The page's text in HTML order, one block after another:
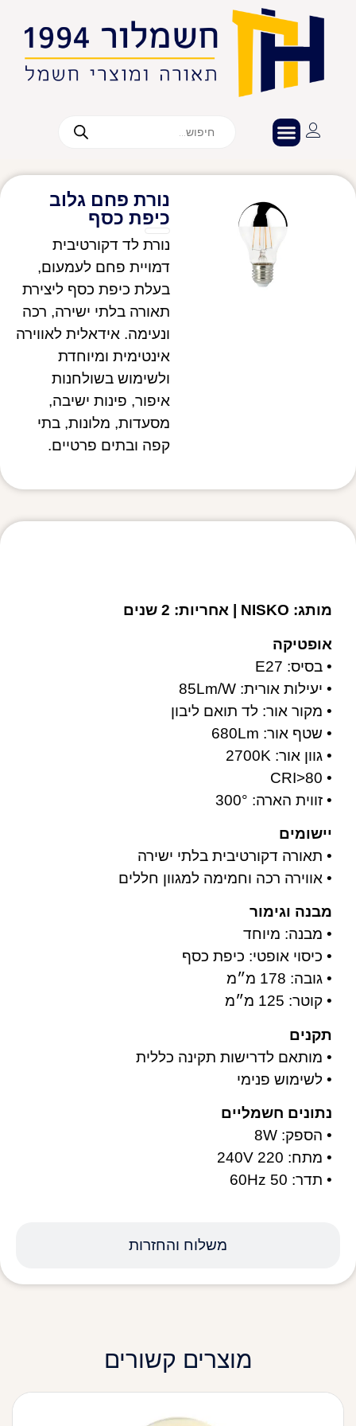
נורת פחם גלוב
כיפת כסף
נורת לד דקורטיבית
דמויית פחם לעמעום,
בעלת כיפת כסף ליצירת
תאורה בלתי ישירה, רכה
ונעימה. אידאלית לאווירה
אינטימית ומיוחדת
ולשימוש בשולחנות
איפור, פינות ישיבה,
מסעדות, מלונות, בתי
קפה ובתים פרטיים.
משלוח והחזרות
מותג: NISKO | אחריות: 2 שנים
אופטיקה
• בסיס: E27
• יעילות אורית: 85Lm/W
• מקור אור: לד תואם ליבון
• שטף אור: 680Lm
• גוון אור: 2700K
• CRI>80
• זווית הארה: 300°
יישומים
• תאורה דקורטיבית בלתי ישירה
• אווירה רכה וחמימה למגוון חללים
מבנה וגימור
• מבנה: מיוחד
• כיסוי אופטי: כיפת כסף
• גובה: 178 מ״מ
• קוטר: 125 מ״מ
תקנים
• מותאם לדרישות תקינה כללית
• לשימוש פנימי
נתונים חשמליים
• הספק: 8W
• מתח: 220 240V
• תדר: 50 60Hz
מוצרים קשורים